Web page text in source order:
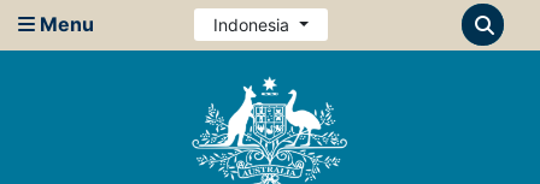
Menu Indonesia